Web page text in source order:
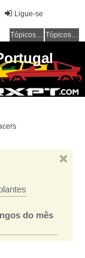
Ligue-se
Tópicos sem resposta Tópicos ativos
do mês